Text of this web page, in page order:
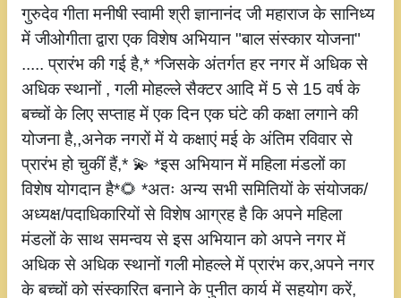
गुरुदेव गीता मनीषी स्वामी श्री ज्ञानानंद जी महाराज के सानिध्य
में जीओगीता द्वारा एक विशेष अभियान "बाल संस्कार योजना"
..... प्रारंभ की गई है,* *जिसके अंतर्गत हर नगर में अधिक से
अधिक स्थानों , गली मोहल्ले सैक्टर आदि में 5 से 15 वर्ष के
बच्चों के लिए सप्ताह में एक दिन एक घंटे की कक्षा लगाने की
योजना है,,अनेक नगरों में ये कक्षाएं मई के अंतिम रविवार से
प्रारंभ हो चुकीं हैं,* 💫 *इस अभियान में महिला मंडलों का
विशेष योगदान है*🌻 *अतः अन्य सभी समितियों के संयोजक/
अध्यक्ष/पदाधिकारियों से विशेष आग्रह है कि अपने महिला
मंडलों के साथ समन्वय से इस अभियान को अपने नगर में
अधिक से अधिक स्थानों गली मोहल्ले में प्रारंभ कर,अपने नगर
के बच्चों को संस्कारित बनाने के पुनीत कार्य में सहयोग करें,